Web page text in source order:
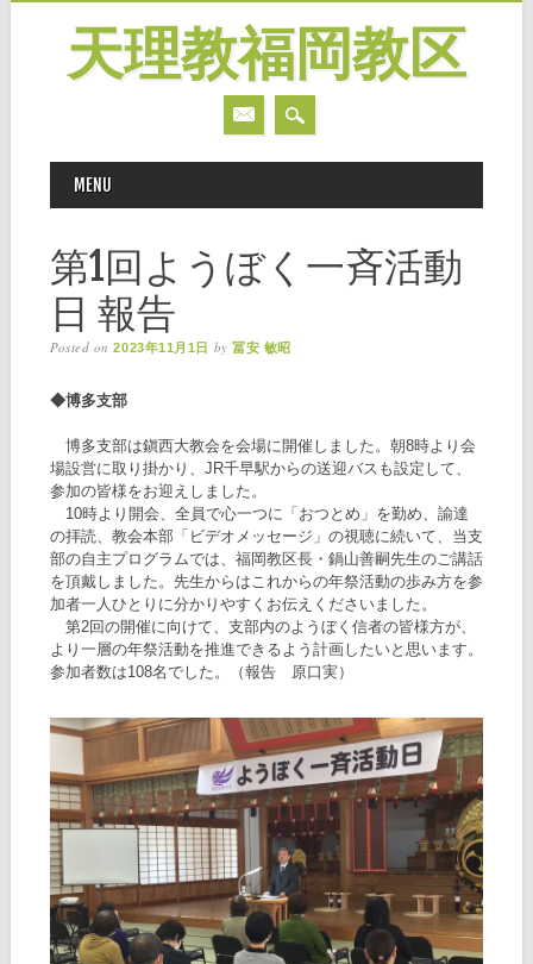
天理教福岡教区
MAIN MENU
MENU
第1回ようぼく一斉活動
日 報告
Posted on2023年11月1日 by冨安 敏昭
◆博多支部
博多支部は鎭西大教会を会場に開催しました。朝8時より会
場設営に取り掛かり、JR千早駅からの送迎バスも設定して、
参加の皆様をお迎えしました。
10時より開会、全員で心一つに「おつとめ」を勤め、諭達
の拝読、教会本部「ビデオメッセージ」の視聴に続いて、当支
部の自主プログラムでは、福岡教区長・鍋山善嗣先生のご講話
を頂戴しました。先生からはこれからの年祭活動の歩み方を参
加者一人ひとりに分かりやすくお伝えくださいました。
第2回の開催に向けて、支部内のようぼく信者の皆様方が、
より一層の年祭活動を推進できるよう計画したいと思います。
参加者数は108名でした。（報告 原口実）